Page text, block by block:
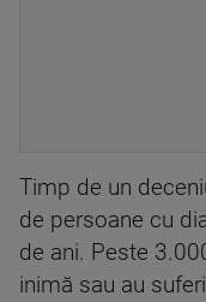
Timp de un
de persoane cu
de ani. Peste
inimă sau au